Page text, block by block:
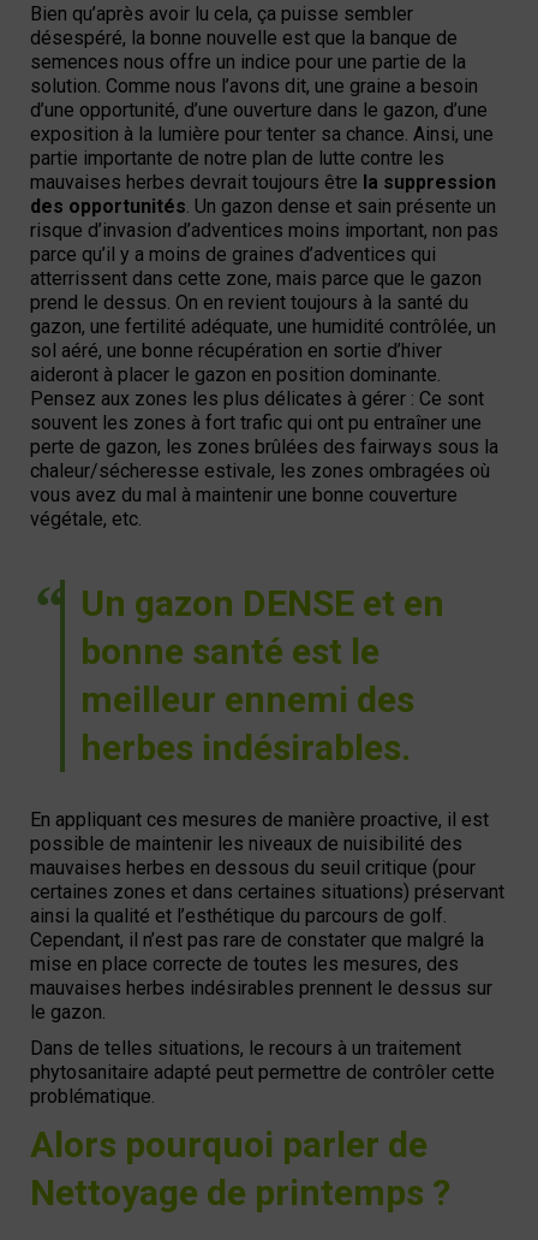
Bien qu’après avoir lu cela, ça puisse sembler
désespéré, la bonne nouvelle est que la banque de
semences nous offre un indice pour une partie de la
solution. Comme nous l’avons dit, une graine a besoin
d’une opportunité, d’une ouverture dans le gazon, d’une
exposition à la lumière pour tenter sa chance. Ainsi, une
partie importante de notre plan de lutte contre les
mauvaises herbes devrait toujours être la suppression
des opportunités. Un gazon dense et sain présente un
risque d’invasion d’adventices moins important, non pas
parce qu’il y a moins de graines d’adventices qui
atterrissent dans cette zone, mais parce que le gazon
prend le dessus. On en revient toujours à la santé du
gazon, une fertilité adéquate, une humidité contrôlée, un
sol aéré, une bonne récupération en sortie d’hiver
aideront à placer le gazon en position dominante.
Pensez aux zones les plus délicates à gérer : Ce sont
souvent les zones à fort trafic qui ont pu entraîner une
perte de gazon, les zones brûlées des fairways sous la
chaleur/sécheresse estivale, les zones ombragées où
vous avez du mal à maintenir une bonne couverture
végétale, etc.
Un gazon DENSE et en
bonne santé est le
meilleur ennemi des
herbes indésirables.
En appliquant ces mesures de manière proactive, il est
possible de maintenir les niveaux de nuisibilité des
mauvaises herbes en dessous du seuil critique (pour
certaines zones et dans certaines situations) préservant
ainsi la qualité et l’esthétique du parcours de golf.
Cependant, il n’est pas rare de constater que malgré la
mise en place correcte de toutes les mesures, des
mauvaises herbes indésirables prennent le dessus sur
le gazon.
Dans de telles situations, le recours à un traitement
phytosanitaire adapté peut permettre de contrôler cette
problématique.
Alors pourquoi parler de
Nettoyage de printemps ?